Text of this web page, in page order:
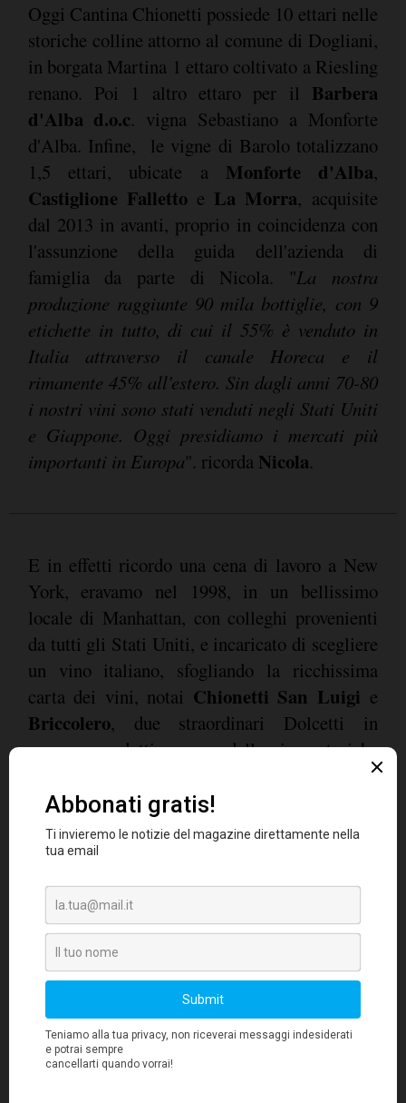
Oggi Cantina Chionetti possiede 10 ettari nelle
storiche colline attorno al comune di Dogliani,
in borgata Martina 1 ettaro coltivato a Riesling
renano. Poi 1 altro ettaro per il Barbera
d'Alba d.o.c. vigna Sebastiano a Monforte
d'Alba. Infine, le vigne di Barolo totalizzano
1,5 ettari, ubicate a Monforte d'Alba,
Castiglione Fallettoe La Morra, acquisite
dal 2013 in avanti, proprio in coincidenza con
l'assunzione della guida dell'azienda di
famiglia da parte di Nicola. "La nostra
produzione raggiunte 90 mila bottiglie, con 9
etichette in tutto, di cui il 55% è venduto in
Italia attraverso il canale Horeca e il
rimanente 45% all'estero. Sin dagli anni 70-80
i nostri vini sono stati venduti negli Stati Uniti
e Giappone. Oggi presidiamo i mercati più
importanti in Europa". ricorda Nicola.
E in effetti ricordo una cena di lavoro a New
York, eravamo nel 1998, in un bellissimo
locale di Manhattan, con colleghi provenienti
da tutti gli Stati Uniti, e incaricato di scegliere
un vino italiano, sfogliando la ricchissima
carta dei vini, notai Chionetti San Luigi e
Briccolero, due straordinari Dolcetti in
purezza, prodotti con uve delle vigne storiche
. Briccolero
è una variante del San Luigi. Per inciso, la
cena e la scenta furono un successo personale.
Successo che continua per Chionetti, dal
momento che altre etichette molto importanti
sonoLa Chiusa
Riesling(unico vino bianco) prodotto con uve
in borgata Martina a circa 600 m sul versante
meridionale di una collina caratterizzata da
terreni poveri, poco profondi, a rischio di
siccità estiva, ma utili a conferire personalità e
mineralità al vino. A queste si aggiungono